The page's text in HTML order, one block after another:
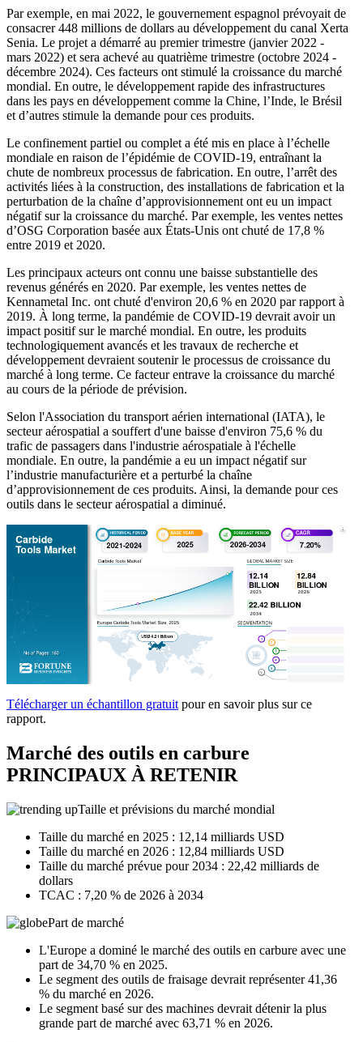
Par exemple, en mai 2022, le gouvernement espagnol prévoyait de
consacrer 448 millions de dollars au développement du canal Xerta
Senia. Le projet a démarré au premier trimestre (janvier 2022 -
mars 2022) et sera achevé au quatrième trimestre (octobre 2024 -
décembre 2024). Ces facteurs ont stimulé la croissance du marché
mondial. En outre, le développement rapide des infrastructures
dans les pays en développement comme la Chine, l’Inde, le Brésil
et d’autres stimule la demande pour ces produits.
Le confinement partiel ou complet a été mis en place à l’échelle
mondiale en raison de l’épidémie de COVID-19, entraînant la
chute de nombreux processus de fabrication. En outre, l’arrêt des
activités liées à la construction, des installations de fabrication et la
perturbation de la chaîne d’approvisionnement ont eu un impact
négatif sur la croissance du marché. Par exemple, les ventes nettes
d’OSG Corporation basée aux États-Unis ont chuté de 17,8 %
entre 2019 et 2020.
Les principaux acteurs ont connu une baisse substantielle des
revenus générés en 2020. Par exemple, les ventes nettes de
Kennametal Inc. ont chuté d'environ 20,6 % en 2020 par rapport à
2019. À long terme, la pandémie de COVID-19 devrait avoir un
impact positif sur le marché mondial. En outre, les produits
technologiquement avancés et les travaux de recherche et
développement devraient soutenir le processus de croissance du
marché à long terme. Ce facteur entrave la croissance du marché
au cours de la période de prévision.
Selon l'Association du transport aérien international (IATA), le
secteur aérospatial a souffert d'une baisse d'environ 75,6 % du
trafic de passagers dans l'industrie aérospatiale à l'échelle
mondiale. En outre, la pandémie a eu un impact négatif sur
l’industrie manufacturière et a perturbé la chaîne
d’approvisionnement de ces produits. Ainsi, la demande pour ces
outils dans le secteur aérospatial a diminué.
Télécharger un échantillon gratuit pour en savoir plus sur ce
rapport.
Marché des outils en carbure
PRINCIPAUX À RETENIR
Taille et prévisions du marché mondial
Taille du marché en 2025 : 12,14 milliards USD
Taille du marché en 2026 : 12,84 milliards USD
Taille du marché prévue pour 2034 : 22,42 milliards de
dollars
TCAC : 7,20 % de 2026 à 2034
Part de marché
L'Europe a dominé le marché des outils en carbure avec une
part de 34,70 % en 2025.
Le segment des outils de fraisage devrait représenter 41,36
% du marché en 2026.
Le segment basé sur des machines devrait détenir la plus
grande part de marché avec 63,71 % en 2026.